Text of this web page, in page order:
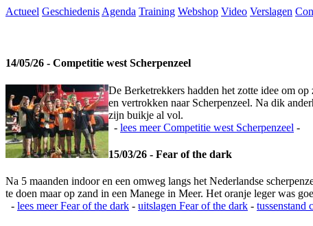
Actueel Geschiedenis Agenda Training Webshop Video Verslagen
14/05/26 - Competitie west Scherpenzeel
De Berketrekkers hadden het zotte idee om
en vertrokken naar Scherpenzeel. Na dik
zijn buikje al vol.
- lees meerCompetitie west Scherpenzeel -
15/03/26 - Fear of the dark
Na 5 maanden indoor en een omweg langs het Nederlandse
te doen maar op zand in een Manege in Meer. Het oranje leger was
- lees meerFear of the dark - uitslagen Fear of the dark - tussenstand